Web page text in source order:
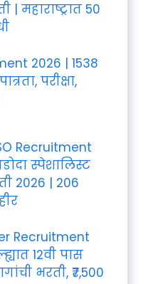
महाराष्ट्रात 50
2026 | 1538
परीक्षा,
Recruitment
स्पेशालिस्ट
2026 | 206
Recruitment
12वी पास
भरती, ₹7,500